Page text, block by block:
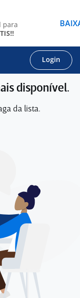
Login
disponível.
da lista.
para